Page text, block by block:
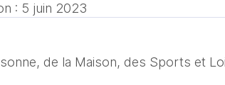
: 5 juin 2023
de la Maison, des Sports et